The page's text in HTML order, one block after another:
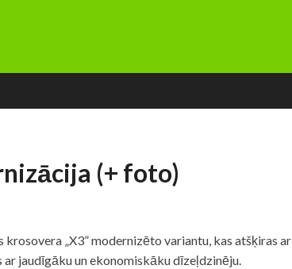
(+ foto)
„X3” modernizēto variantu, kas atšķiras ar
jaudīgāku un ekonomiskāku dīzeļdzinēju.